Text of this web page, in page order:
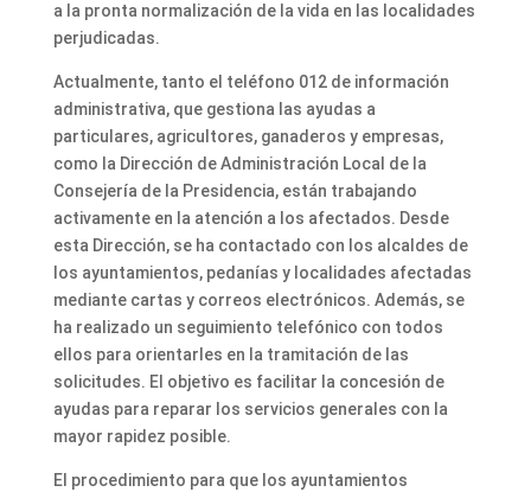
a la pronta normalización de la vida en las localidades
perjudicadas.
Actualmente, tanto el teléfono 012 de información
administrativa, que gestiona las ayudas a
particulares, agricultores, ganaderos y empresas,
como la Dirección de Administración Local de la
Consejería de la Presidencia, están trabajando
activamente en la atención a los afectados. Desde
esta Dirección, se ha contactado con los alcaldes de
los ayuntamientos, pedanías y localidades afectadas
mediante cartas y correos electrónicos. Además, se
ha realizado un seguimiento telefónico con todos
ellos para orientarles en la tramitación de las
solicitudes. El objetivo es facilitar la concesión de
ayudas para reparar los servicios generales con la
mayor rapidez posible.
El procedimiento para que los ayuntamientos